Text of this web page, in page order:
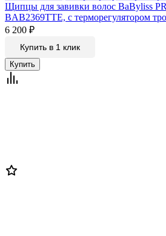
Щипцы для завивки волос BaByliss
BAB2369TTE, с терморегулятором
6 200 ₽
Купить в 1 клик